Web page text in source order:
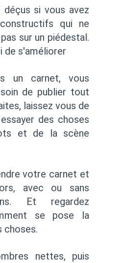
déçus si vous avez
qui ne
sur un piédestal.
de s'améliorer
un carnet, vous
de publier tout
laissez vous de
des choses
et de la scène
votre carnet et
avec ou sans
Et regardez
se pose la
choses.
nettes, puis